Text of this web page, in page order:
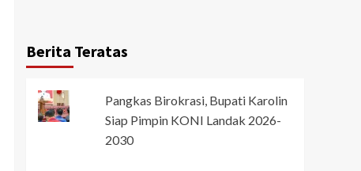
Berita Teratas
Pangkas Birokrasi, Bupati Karolin
Siap Pimpin KONI Landak 2026-
2030